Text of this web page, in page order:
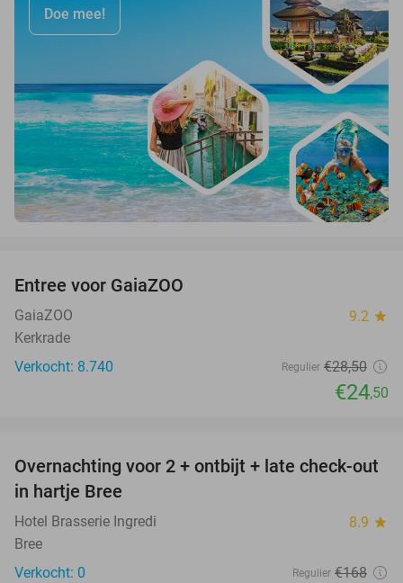
Doe mee!
Entree voor GaiaZOO
GaiaZOO 9.2 star
Kerkrade
Verkocht: 8.740
Regulier €28,50
€24,50
41%
TODAY
Overnachting voor 2 + ontbijt + late check-out
in hartje Bree
Hotel Brasserie Ingredi 8.9 star
Bree
Verkocht: 0
Regulier €168